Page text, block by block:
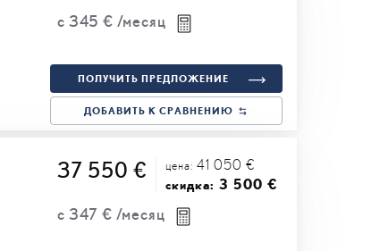
с 345 € /месяц
ПОЛУЧИТЬ ПРЕДЛОЖЕНИЕ
ДОБАВИТЬ К СРАВНЕНИЮ
37 550 € цена: 41 050 €
скидка: 3 500 €
с 347 € /месяц